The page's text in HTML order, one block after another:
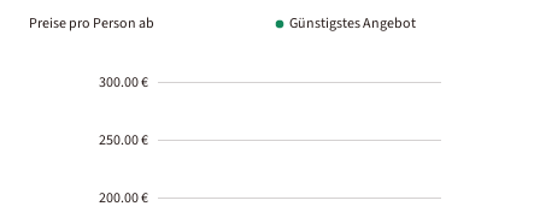
Preise pro Person ab Günstigstes Angebot
300.00 €
250.00 €
200.00 €